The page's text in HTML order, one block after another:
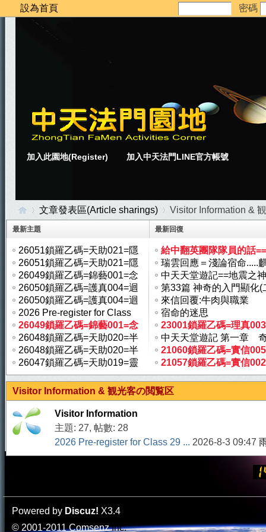
設為首頁 密碼
加入此園地(Register) 加入中天法門LINE官方帳號
中
天
法
»
文章發表區(Article sharings) Visitor Information &
最新主題
26051鎖羅乙碼=天助021=隱
於雲層 ...
26051鎖羅乙碼=天助021=隱
於雲層 ...
26049鎖羅乙碼=錦藝001=念
力飛行 ...
26050鎖羅乙碼=護真004=迴
紋針狀 ...
26050鎖羅乙碼=護真004=迴
紋針狀 ...
2026 Pre-register for Class
29 ...
26049鎖羅乙碼=錦藝001=念
力飛行 ...
26048鎖羅乙碼=天助020=半
開的蓮 ...
26048鎖羅乙碼=天助020=半
開的蓮 ...
26047鎖羅乙碼=天助019=靈
珠光球 ...
最新回復
給中翻英團隊隊員的話
2012 ...
瑞雲回應＝淺論宿命.....
...
中天天堂遊記==地震之
山海龍 ...
第33篇 神奇的入門顯化(
中 ...
來信回覆:牛肉與職業
宿命的迷思
23001鎖羅乙碼=理真
黃色花 ...
中天天堂遊記 第一章
...
21060鎖羅乙碼=實信
金龍( ...
21057鎖羅乙碼=實信
高級『 ...
Visitor Information & 観光客の閲覧区
Visitor Information
主題: 27, 帖數: 28
2026 Pre-register for Class 29 ... 2026-8-3 09:47
Powered by Discuz! X3.4
© 2001-2011ComsenzInc.